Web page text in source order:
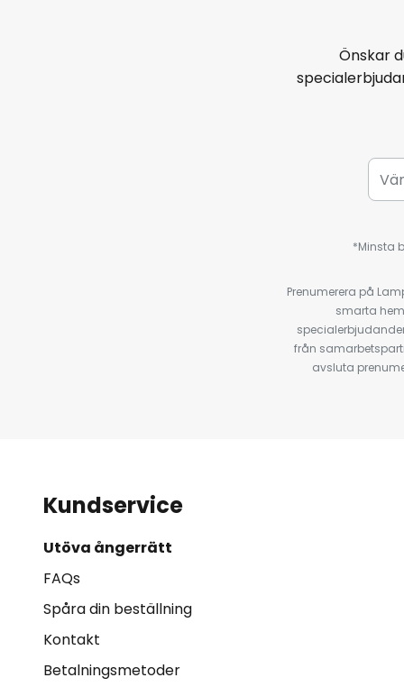
Önskar
*Minsta
Prenumerera på
smarta
från
avsluta
Kundservice
Utöva ångerrätt
FAQs
Spåra din beställning
Kontakt
Betalningsmetoder